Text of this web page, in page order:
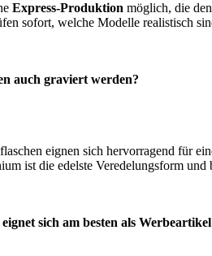
Express-Produktion möglich, die
sofort, welche Modelle realistisch
auch graviert werden?
eignen sich hervorragend für
ist die edelste Veredelungsform
sich am besten als